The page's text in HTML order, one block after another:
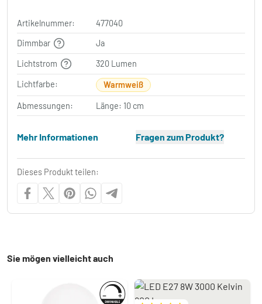
Artikelnummer:
477040
Dimmbar
Ja
Lichtstrom 320 Lumen
Lichtfarbe: Warmweiß
Abmessungen: Länge: 10 cm
Mehr Informationen Fragen zum Produkt?
Dieses Produkt teilen:
Sie mögen vielleicht auch